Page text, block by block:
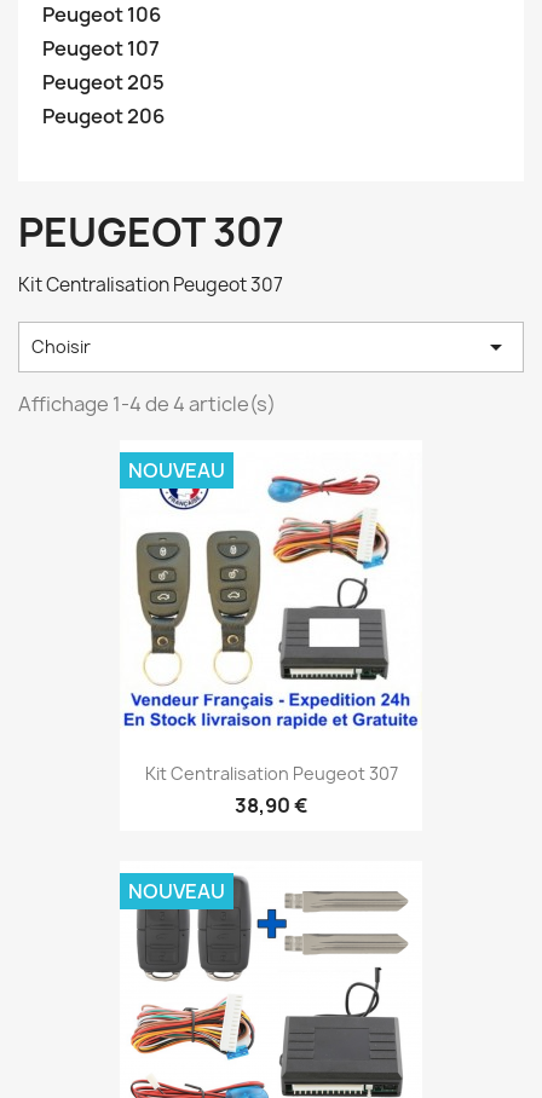
Peugeot 106
Peugeot 107
Peugeot 205
Peugeot 206
PEUGEOT 307
Kit Centralisation Peugeot 307
Choisir 
Affichage 1-4 de 4 article(s)
Kit Centralisation Peugeot 307
38,90 €
NOUVEAU
NOUVEAU